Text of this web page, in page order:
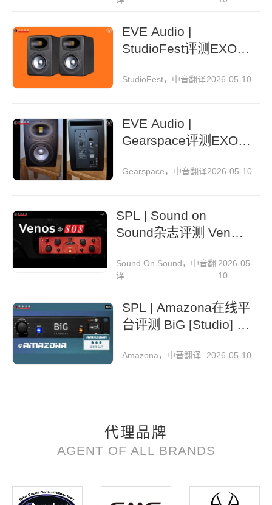
EVE Audio |
StudioFest评测EXO
StudioFest，中音翻译2026-05-10
EVE Audio |
Gearspace评测EXO
Gearspace，中音翻译2026-05-10
SPL | Sound on
Sound杂志评测 Venos
Sound On Sound，中音翻
译
2026-05-
10
SPL | Amazona在线平
台评测 BiG [Studio] 机
Amazona，中音翻译 2026-05-10
代理品牌
AGENT OF ALL BRANDS